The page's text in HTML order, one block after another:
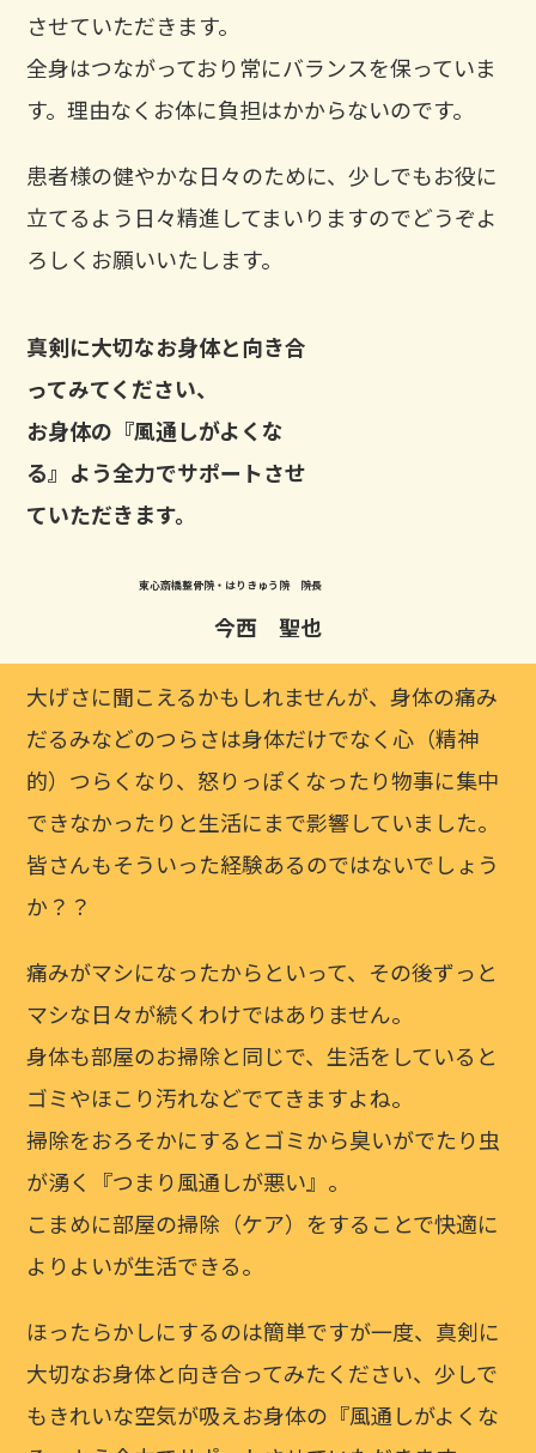
させていただきます。
全身はつながっており常にバランスを保っていま
す。理由なくお体に負担はかからないのです。
患者様の健やかな日々のために、少しでもお役に
立てるよう日々精進してまいりますのでどうぞよ
ろしくお願いいたします。
真剣に大切なお身体と向き合
ってみてください、
お身体の『風通しがよくな
る』よう全力でサポートさせ
ていただきます。
東心斎橋整骨院・はりきゅう院 院長
今西 聖也
大げさに聞こえるかもしれませんが、身体の痛み
だるみなどのつらさは身体だけでなく心（精神
的）つらくなり、怒りっぽくなったり物事に集中
できなかったりと生活にまで影響していました。
皆さんもそういった経験あるのではないでしょう
か？？
痛みがマシになったからといって、その後ずっと
マシな日々が続くわけではありません。
身体も部屋のお掃除と同じで、生活をしていると
ゴミやほこり汚れなどでてきますよね。
掃除をおろそかにするとゴミから臭いがでたり虫
が湧く『つまり風通しが悪い』。
こまめに部屋の掃除（ケア）をすることで快適に
よりよいが生活できる。
ほったらかしにするのは簡単ですが一度、真剣に
大切なお身体と向き合ってみたください、少しで
もきれいな空気が吸えお身体の『風通しがよくな